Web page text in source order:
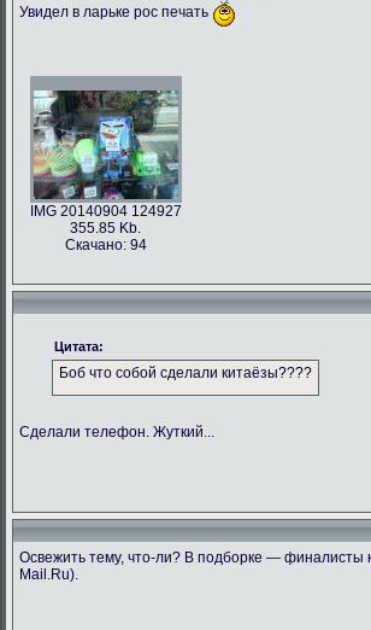
Увидел в ларьке рос печать
IMG 20140904 124927
355.85 Kb.
Скачано: 94
Цитата:
Боб что собой сделали китаёзы????
Сделали телефон. Жуткий...
Освежить тему, что-ли? В подборке — финалисты
Mail.Ru).